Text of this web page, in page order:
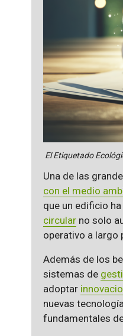
El Etiquetado
Una de las
con el medio
que un edificio
circularno solo
operativo a largo
Además de los
sistemas de
adoptar
nuevas
fundamentales